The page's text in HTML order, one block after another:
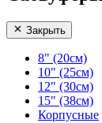
Закрыть
8" (20см)
10" (25см)
12" (30см)
15" (38см)
Корпусные